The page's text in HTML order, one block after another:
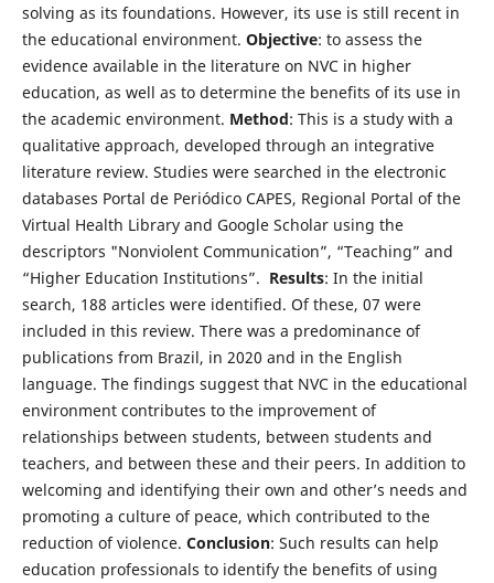
solving as its foundations. However, its use is still recent in
the educational environment. Objective: to assess the
evidence available in the literature on NVC in higher
education, as well as to determine the benefits of its use in
the academic environment. Method: This is a study with a
qualitative approach, developed through an integrative
literature review. Studies were searched in the electronic
databases Portal de Periódico CAPES, Regional Portal of the
Virtual Health Library and Google Scholar using the
descriptors "Nonviolent Communication”, “Teaching” and
“Higher Education Institutions”. Results: In the initial
search, 188 articles were identified. Of these, 07 were
included in this review. There was a predominance of
publications from Brazil, in 2020 and in the English
language. The findings suggest that NVC in the educational
environment contributes to the improvement of
relationships between students, between students and
teachers, and between these and their peers. In addition to
welcoming and identifying their own and other’s needs and
promoting a culture of peace, which contributed to the
reduction of violence. Conclusion: Such results can help
education professionals to identify the benefits of using